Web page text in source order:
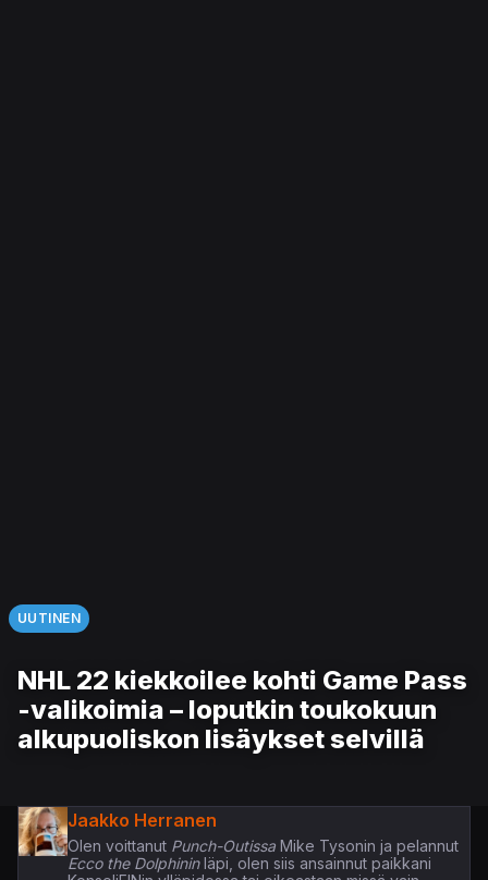
UUTINEN
NHL 22 kiekkoilee kohti Game Pass
-valikoimia – loputkin toukokuun
alkupuoliskon lisäykset selvillä
Jaakko Herranen
Olen voittanutPunch-OutissaMike Tysonin ja pelannut
Ecco the Dolphininläpi, olen siis ansainnut paikkani